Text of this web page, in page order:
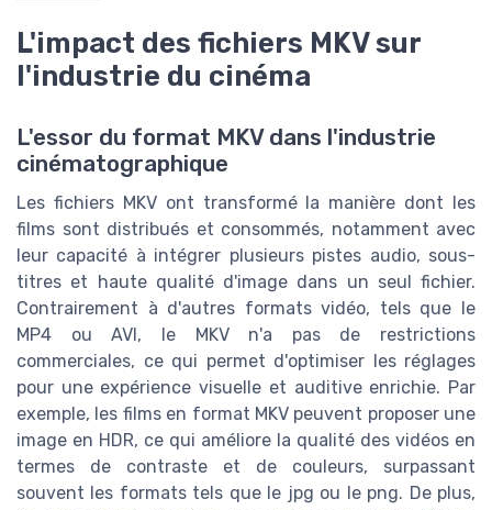
L'impact des fichiers MKV sur
l'industrie du cinéma
L'essor du format MKV dans l'industrie
cinématographique
Les fichiers MKV ont transformé la manière dont les
films sont distribués et consommés, notamment avec
leur capacité à intégrer plusieurs pistes audio, sous-
titres et haute qualité d'image dans un seul fichier.
Contrairement à d'autres formats vidéo, tels que le
MP4 ou AVI, le MKV n'a pas de restrictions
commerciales, ce qui permet d'optimiser les réglages
pour une expérience visuelle et auditive enrichie. Par
exemple, les films en format MKV peuvent proposer une
image en HDR, ce qui améliore la qualité des vidéos en
termes de contraste et de couleurs, surpassant
souvent les formats tels que le jpg ou le png. De plus,